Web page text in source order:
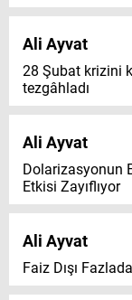
Ali Ayvat
28 Şubat krizini
tezgâhladı
Ali Ayvat
Dolarizasyonun
Etkisi Zayıflıyor
Ali Ayvat
Faiz Dışı